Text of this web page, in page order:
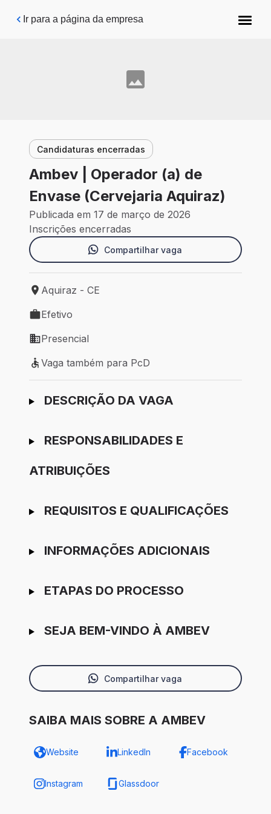
Pular para o conteúdo principal
Ir para a página da empresa
Candidaturas encerradas
Ambev | Operador (a) de
Envase (Cervejaria Aquiraz)
Publicada em 17 de março de 2026
Inscrições encerradas
Compartilhar vaga
Local de trabalho: Aquiraz - CE
Aquiraz - CE
Tipo de vaga: Efetivo
Efetivo
Modelo de trabalho: Presencial
Presencial
Vaga também para PcD
Vaga também para PcD
Ir para candidatura
DESCRIÇÃO DA VAGA
RESPONSABILIDADES E
ATRIBUIÇÕES
REQUISITOS E QUALIFICAÇÕES
INFORMAÇÕES ADICIONAIS
ETAPAS DO PROCESSO
SEJA BEM-VINDO À AMBEV
Compartilhar vaga
SAIBA MAIS SOBRE A AMBEV
Website LinkedIn Facebook
Instagram Glassdoor